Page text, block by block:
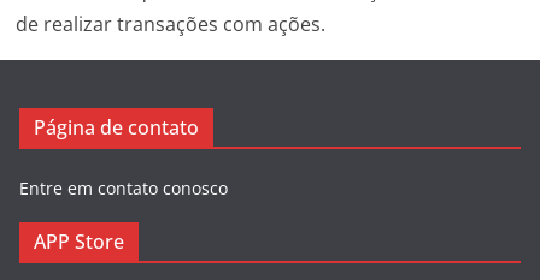
de realizar transações com ações.
Página de contato
Entre em contato conosco
APP Store